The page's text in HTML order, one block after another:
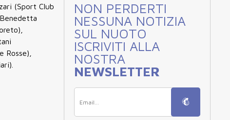
(Sport Club
Rosse),
NON PERDERTI
NESSUNA NOTIZIA
SUL NUOTO
ISCRIVITI ALLA
NOSTRA
NEWSLETTER